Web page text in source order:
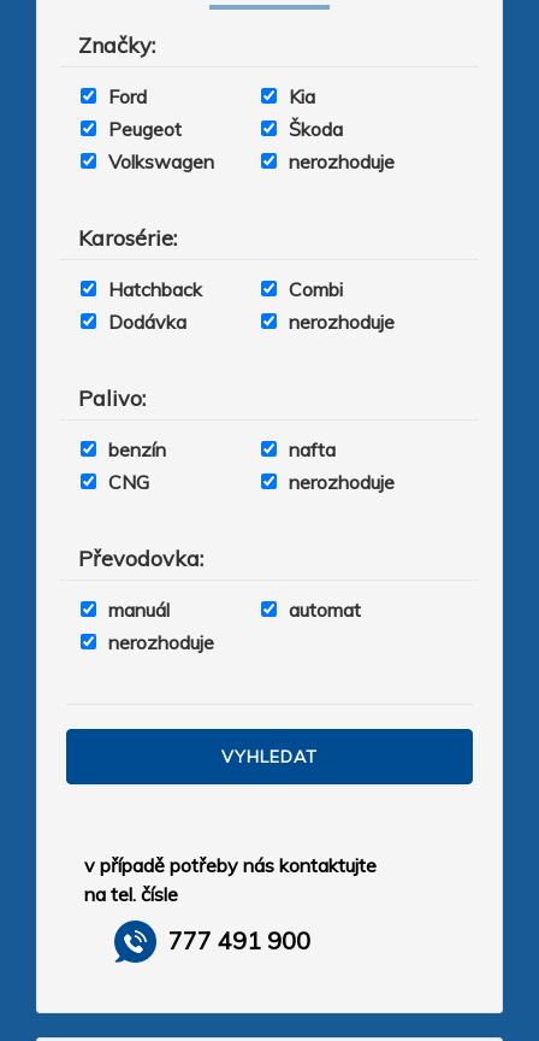
Značky:
Ford
Kia
Peugeot
Škoda
Volkswagen
nerozhoduje
Karosérie:
Hatchback
Combi
Dodávka
nerozhoduje
Palivo:
benzín
nafta
CNG
nerozhoduje
Převodovka:
manuál
automat
nerozhoduje
v případě potřeby nás kontaktujte
na tel. čísle
777 491 900